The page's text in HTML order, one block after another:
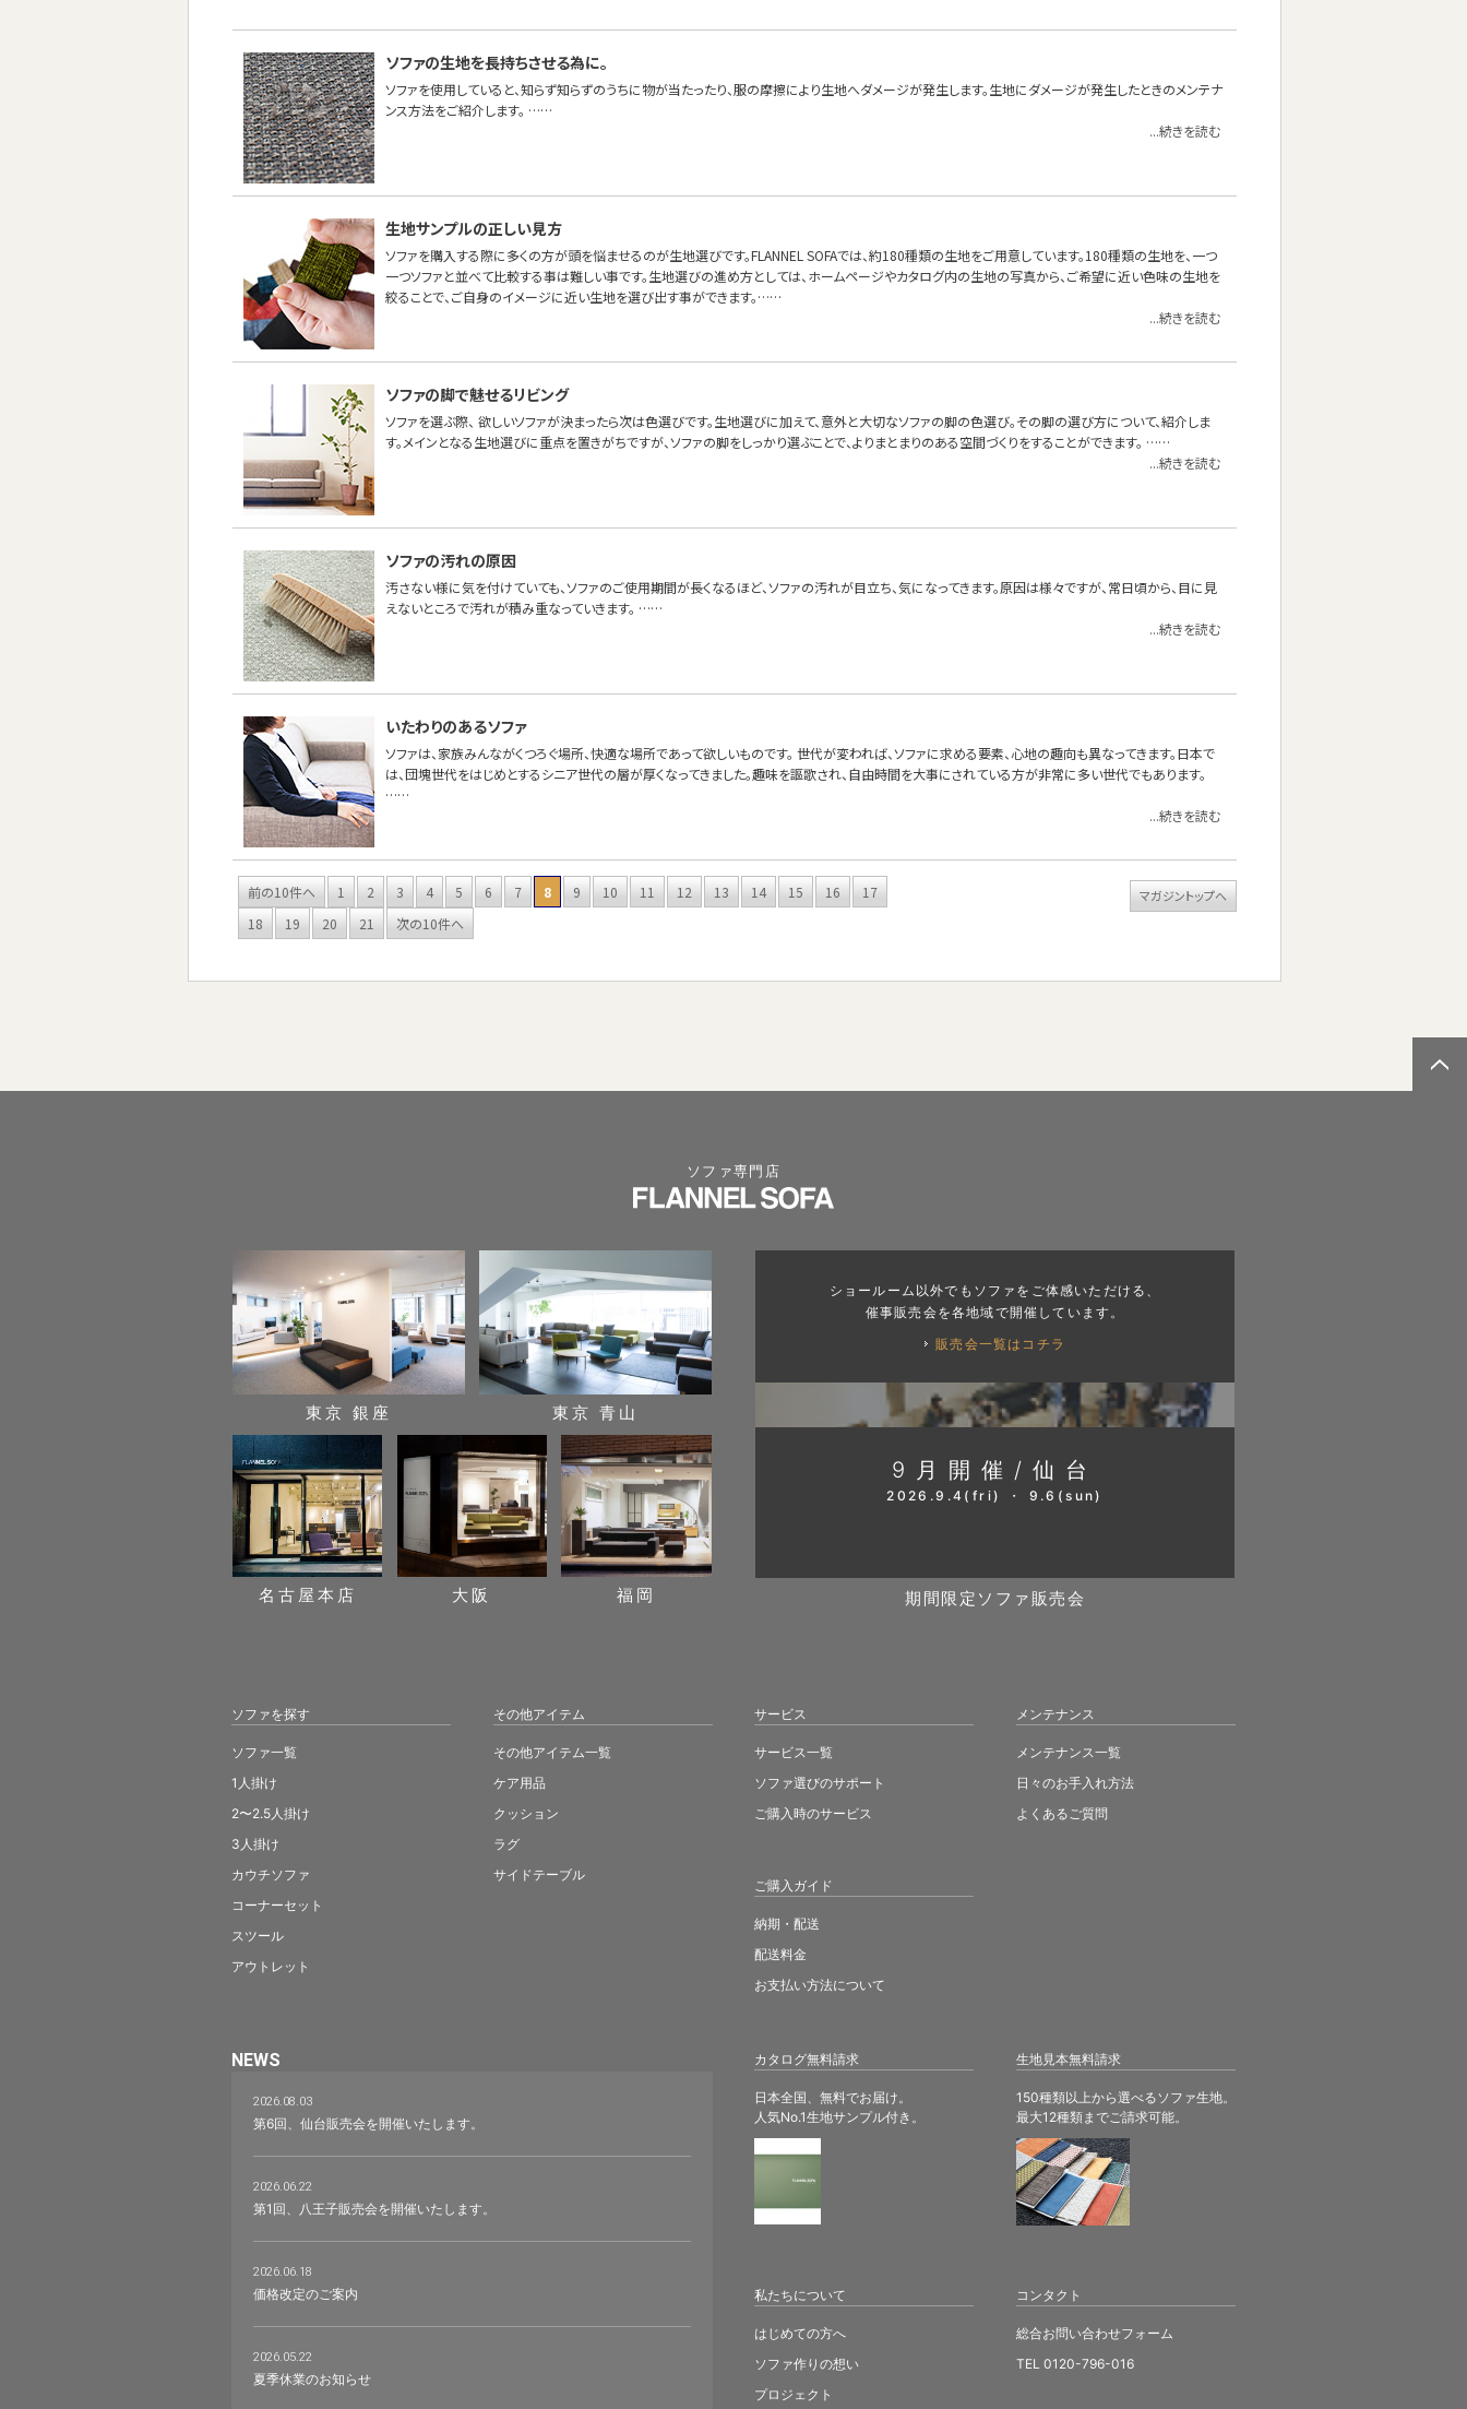
ソファの生地を長持ちさせる為に。
ソファを使用していると、知らず知らずのうちに物が当たったり、服の摩擦により生地へダメージが発生します。生地にダメージが発生したときのメンテナ
ンス方法をご紹介します。 ……
...続きを読む
生地サンプルの正しい見方
ソファを購入する際に多くの方が頭を悩ませるのが生地選びです。FLANNEL SOFAでは、約180種類の生地をご用意しています。180種類の生地を、一つ
一つソファと並べて比較する事は難しい事です。生地選びの進め方としては、ホームページやカタログ内の生地の写真から、ご希望に近い色味の生地を
絞ることで、ご自身のイメージに近い生地を選び出す事ができます。……
...続きを読む
ソファの脚で魅せるリビング
ソファを選ぶ際、 欲しいソファが決まったら次は色選びです。生地選びに加えて、意外と大切なソファの脚の色選び。その脚の選び方について、紹介しま
す。メインとなる生地選びに重点を置きがちですが、ソファの脚をしっかり選ぶことで、よりまとまりのある空間づくりをすることができます。 ……
...続きを読む
ソファの汚れの原因
汚さない様に気を付けていても、ソファのご使用期間が長くなるほど、ソファの汚れが目立ち、気になってきます。原因は様々ですが、常日頃から、目に見
えないところで汚れが積み重なっていきます。 ……
...続きを読む
いたわりのあるソファ
ソファは、家族みんながくつろぐ場所、快適な場所であって欲しいものです。 世代が変われば、ソファに求める要素、心地の趣向も異なってきます。日本で
は、団塊世代をはじめとするシニア世代の層が厚くなってきました。趣味を謳歌され、自由時間を大事にされている方が非常に多い世代でもあります。
……
...続きを読む
前の10件へ 1 2 3 4 5 6 7 8 9 10 11 12 13 14 15 16
17
18
19 20 21 次の10件へ
マガジントップへ
ソファ専門店
カタログ無料請求
日本全国、無料でお届け。
人気No.1生地サンプル付き。
生地見本無料請求
150種類以上から選べるソファ生地。
最大12種類までご請求可能。
東京 銀座 東京 青山
名古屋本店 大阪 福岡
ショールーム以外でもソファをご体感いただける、
催事販売会を各地域で開催しています。
販売会一覧はコチラ
9月開催/仙台
2026.9.4(fri) ・ 9.6(sun)
期間限定ソファ販売会
ソファを探す
ソファ一覧
1人掛け
2〜2.5人掛け
3人掛け
カウチソファ
コーナーセット
スツール
アウトレット
その他アイテム
その他アイテム一覧
ケア用品
クッション
ラグ
サイドテーブル
サービス
サービス一覧
ソファ選びのサポート
ご購入時のサービス
ご購入ガイド
納期・配送
配送料金
お支払い方法について
メンテナンス
メンテナンス一覧
日々のお手入れ方法
よくあるご質問
NEWS
2026.08.03
第6回、仙台販売会を開催いたします。
2026.06.22
第1回、八王子販売会を開催いたします。
2026.06.18
価格改定のご案内
2026.05.22
夏季休業のお知らせ
私たちについて
はじめての方へ
ソファ作りの想い
プロジェクト
コンタクト
総合お問い合わせフォーム
TEL 0120-796-016